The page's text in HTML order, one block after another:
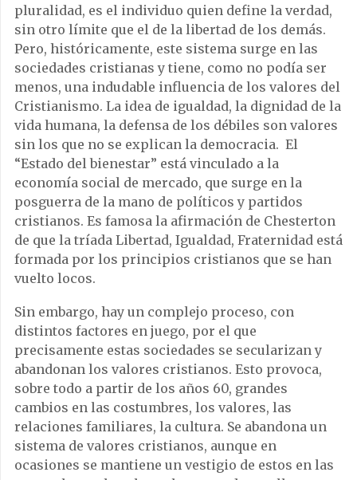
pluralidad, es el individuo quien define la verdad,
sin otro límite que el de la libertad de los demás.
Pero, históricamente, este sistema surge en las
sociedades cristianas y tiene, como no podía ser
menos, una indudable influencia de los valores del
Cristianismo. La idea de igualdad, la dignidad de la
vida humana, la defensa de los débiles son valores
sin los que no se explican la democracia. El
“Estado del bienestar” está vinculado a la
economía social de mercado, que surge en la
posguerra de la mano de políticos y partidos
cristianos. Es famosa la afirmación de Chesterton
de que la tríada Libertad, Igualdad, Fraternidad está
formada por los principios cristianos que se han
vuelto locos.
Sin embargo, hay un complejo proceso, con
distintos factores en juego, por el que
precisamente estas sociedades se secularizan y
abandonan los valores cristianos. Esto provoca,
sobre todo a partir de los años 60, grandes
cambios en las costumbres, los valores, las
relaciones familiares, la cultura. Se abandona un
sistema de valores cristianos, aunque en
ocasiones se mantiene un vestigio de estos en las